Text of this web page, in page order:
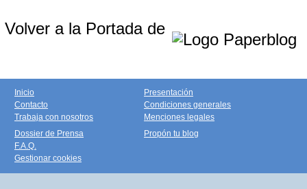
Volver a la Portada de
Inicio
Contacto
Trabaja con nosotros
Presentación
Condiciones generales
Menciones legales
Dossier de Prensa
F.A.Q.
Gestionar cookies
Propón tu blog